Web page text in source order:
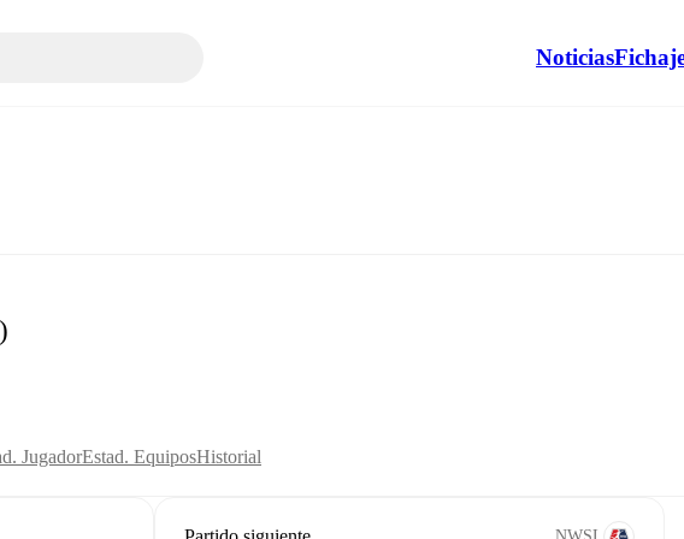
Noticias
JugadorEstad. EquiposHistorial